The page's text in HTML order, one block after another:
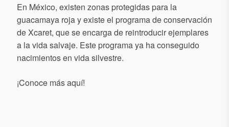
En México, existen zonas protegidas para la
guacamaya roja y existe el programa de conservación
de Xcaret, que se encarga de reintroducir ejemplares
a la vida salvaje. Este programa ya ha conseguido
nacimientos en vida silvestre.
¡Conoce más aquí!